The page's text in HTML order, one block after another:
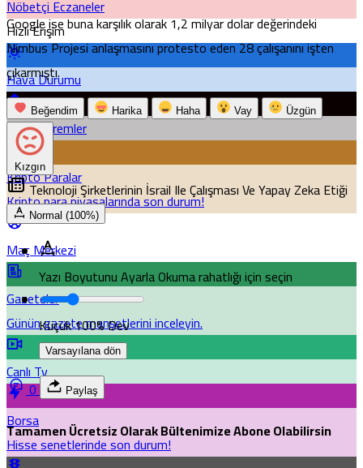
Nöbetçi Eczaneler
Hızlı Erişim
Hava Durumu
Son Depremler
Kripto Paralar
Kripto para piyasalarında son durum!
Maç Merkezi
Gazeteler
Günün gazete manşetlerini inceleyin.
Canlı Tv
Borsa
Hisse senetlerinde son durum!
Google ise buna karşılık olarak 1,2 milyar dolar değerindeki
Nimbus Projesi anlaşmasını protesto eden 28 çalışanını işten
çıkarmıştı.
Beğendim Harika Haha Vay Üzgün
Kızgın
Teknoloji Şirketlerinin İsrail Ile Çalışması Ve Yapay Zeka Etiği
Normal (100%)
Yazı Boyutunu AyarlaOkuma rahatlığı için seçin
Küçük100%Dev
Varsayılana dön
0 Paylaş
Tamamen Ücretsiz Olarak Bültenimize Abone Olabilirsin